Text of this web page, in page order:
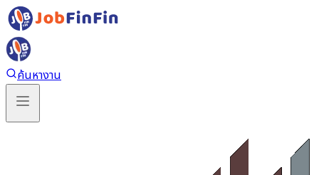
ค้นหางาน